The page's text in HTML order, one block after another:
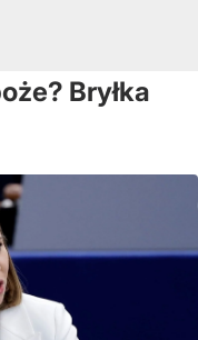
Bryłka